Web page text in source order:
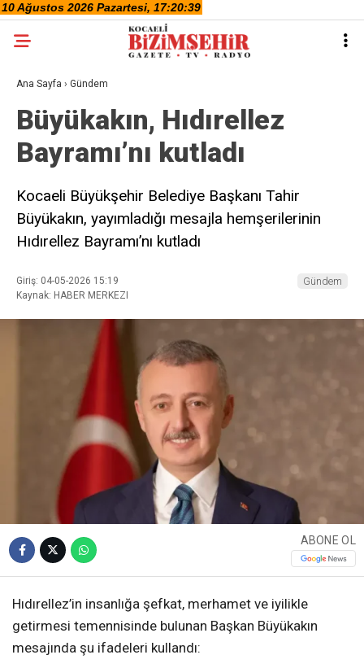
Ana Sayfa › Gündem
Büyükakın, Hıdırellez
Bayramı’nı kutladı
Kocaeli Büyükşehir Belediye Başkanı Tahir
Büyükakın, yayımladığı mesajla hemşerilerinin
Hıdırellez Bayramı’nı kutladı
Giriş: 04-05-2026 15:19
Kaynak: HABER MERKEZI
Gündem
ABONE OL
Hıdırellez’in insanlığa şefkat, merhamet ve iyilikle
getirmesi temennisinde bulunan Başkan Büyükakın
mesajında şu ifadeleri kullandı: